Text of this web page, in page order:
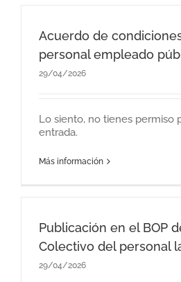
Acuerdo de
personal empleado
29/04/2026
Lo siento, no tienes permiso
entrada.
Más información
Publicación en el BOP
Colectivo del personal
29/04/2026